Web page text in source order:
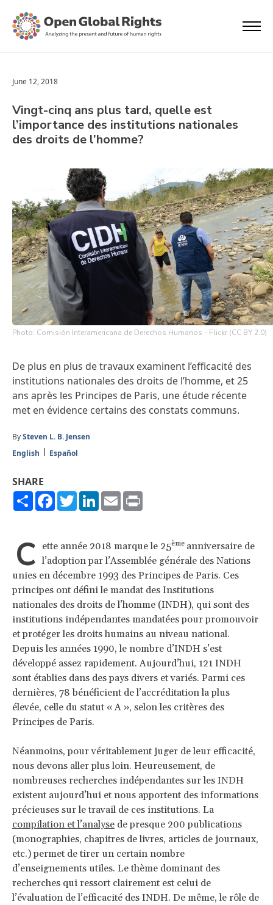
June 12, 2018
Vingt-cinq ans plus tard, quelle est
l’importance des institutions nationales
des droits de l’homme?
Photo: Comisión Interamericana de Derechos Humanos - Flickr (CC BY 2.0)
De plus en plus de travaux examinent l’efficacité des
institutions nationales des droits de l’homme, et 25
ans après les Principes de Paris, une étude récente
met en évidence certains des constats communs.
BySteven L. B. Jensen
English
Español
SHARE
ShareFacebook
TwitterLinkedIn
Email
C ette année 2018 marque le 25ème anniversaire de
l’adoption par l’Assemblée générale des Nations
unies en décembre 1993 des Principes de Paris. Ces
principes ont défini le mandat des Institutions
nationales des droits de l’homme (INDH), qui sont des
institutions indépendantes mandatées pour promouvoir
et protéger les droits humains au niveau national.
Depuis les années 1990, le nombre d’INDH s’est
développé assez rapidement. Aujourd’hui, 121 INDH
sont établies dans des pays divers et variés. Parmi ces
dernières, 78 bénéficient de l’accréditation la plus
élevée, celle du statut « A », selon les critères des
Principes de Paris.
Néanmoins, pour véritablement juger de leur efficacité,
nous devons aller plus loin. Heureusement, de
nombreuses recherches indépendantes sur les INDH
existent aujourd’hui et nous apportent des informations
précieuses sur le travail de ces institutions. La
compilation et l’analyse de presque 200 publications
(monographies, chapitres de livres, articles de journaux,
etc.) permet de tirer un certain nombre
d’enseignements utiles. Le thème dominant des
recherches qui ressort clairement est celui de
l’évaluation de l’efficacité des INDH. De même, le rôle de